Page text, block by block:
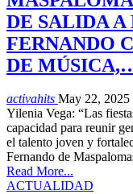
DE SALIDA A
FERNANDO
DE
activahits May 22, 2025
Yilenia Vega: “Las
capacidad para reunir
el talento joven y
Fernando de
Read More...
ACTUALIDAD